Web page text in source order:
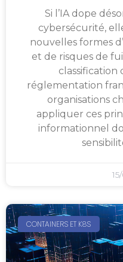
Si l’IA dope
cybersécurité,
nouvelles formes
et de risques de
classification
réglementation
organisations
appliquer ces
informationnel
CONTAINERS ET K8S